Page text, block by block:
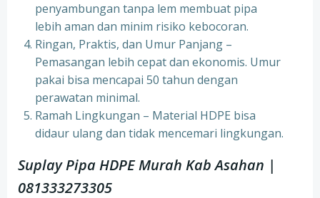
penyambungan tanpa lem membuat pipa
lebih aman dan minim risiko kebocoran.
Ringan, Praktis, dan Umur Panjang –
Pemasangan lebih cepat dan ekonomis. Umur
pakai bisa mencapai 50 tahun dengan
perawatan minimal.
Ramah Lingkungan – Material HDPE bisa
didaur ulang dan tidak mencemari lingkungan.
Suplay Pipa HDPE Murah Kab Asahan |
081333273305